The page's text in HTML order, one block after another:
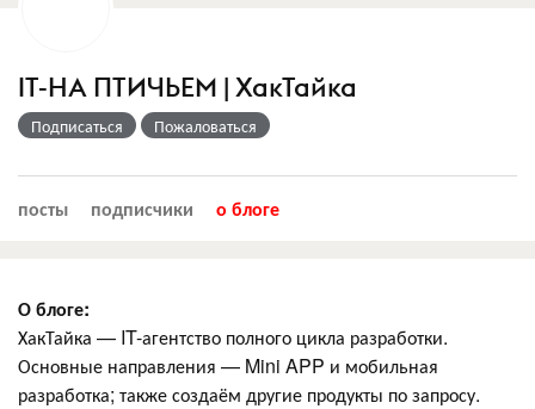
IT-НА ПТИЧЬЕМ | ХакТайка
Подписаться Пожаловаться
посты подписчики о блоге
О блоге:
ХакТайка — IT-агентство полного цикла разработки.
Основные направления — Mini APP и мобильная
разработка; также создаём другие продукты по запросу.